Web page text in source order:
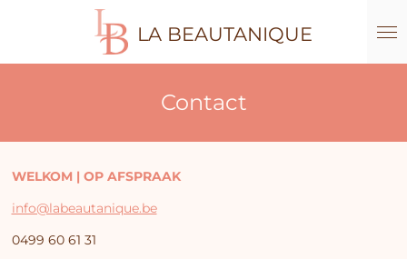
LA BEAUTANIQUE
Contact
WELKOM | OP AFSPRAAK
info@labeautanique.be
0499 60 61 31